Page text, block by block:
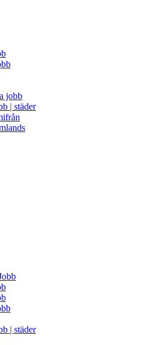
jobb
| städer
| städer